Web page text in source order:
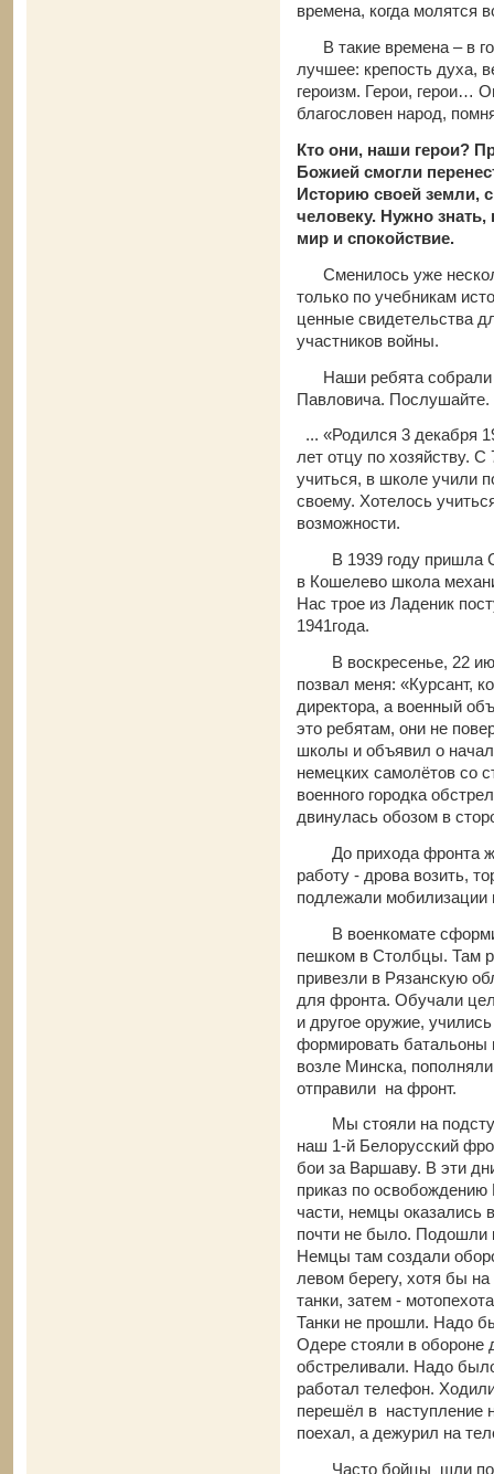
времена, когда молятся
В такие времена – в
лучшее: крепость духа,
героизм. Герои, герои…
благословен народ,
Кто они, наши герои?
Божией смогли
Историю своей земли,
человеку. Нужно
мир и спокойствие.
Сменилось уже
только по учебникам
ценные свидетельства
участников войны.
Наши ребята собрали
Павловича. Послушайте.
... «Родился 3 декабря
лет отцу по хозяйству.
учиться, в школе учили
своему. Хотелось
возможности.
В 1939 году пришла
в Кошелево школа
Нас трое из Ладеник
1941года.
В воскресенье, 22
позвал меня: «Курсант,
директора, а военный
это ребятам, они не
школы и объявил о
немецких самолётов со
военного городка
двинулась обозом в
До прихода фронта
работу - дрова возить,
подлежали мобилизации
В военкомате
пешком в Столбцы. Там
привезли в Рязанскую
для фронта. Обучали
и другое оружие,
формировать батальоны
возле Минска,
отправили на фронт.
Мы стояли на
наш 1-й Белорусский
бои за Варшаву. В эти
приказ по
части, немцы оказались
почти не было. Подошли
Немцы там создали
левом берегу, хотя бы
танки, затем -
Танки не прошли. Надо
Одере стояли в обороне
обстреливали. Надо
работал телефон.
перешёл в наступление
поехал, а
Часто бойцы шли по